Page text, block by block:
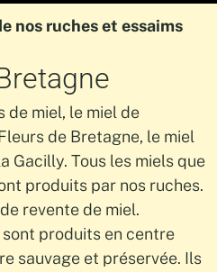
nos ruches et essaims
de miel, le miel de
de Bretagne, le miel
Gacilly. Tous les miels que
produits par nos ruches.
revente de miel.
sont produits en centre
sauvage et préservée. Ils